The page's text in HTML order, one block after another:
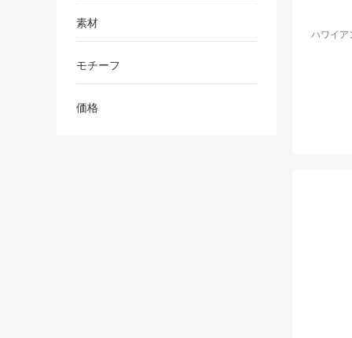
ハワイア
素材
モチーフ
価格